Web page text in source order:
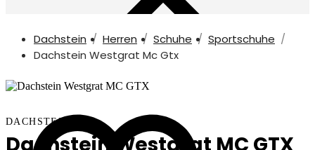
Dachstein Herren Schuhe
Sportschuhe
Dachstein Westgrat Mc Gtx
DACHSTEIN